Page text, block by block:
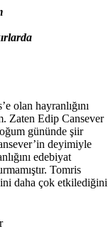
olan hayranlığını
Zaten Edip Cansever
gününde şiir
deyimiyle
edebiyat
Tomris
daha çok etkilediğini